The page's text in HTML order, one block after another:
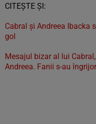
CITEȘTE ȘI:
Cabral și Andreea Ibacka
gol
Mesajul bizar al lui
Andreea. Fanii s-au